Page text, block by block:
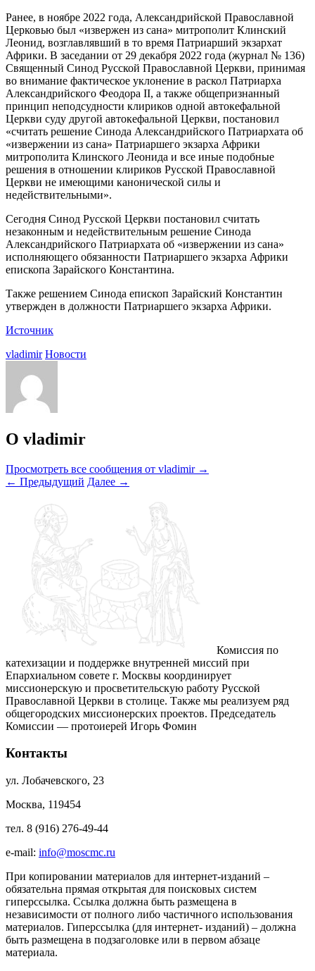
Ранее, в ноябре 2022 года, Александрийской Православной
Церковью был «извержен из сана» митрополит Клинский
Леонид, возглавлявший в то время Патриарший экзархат
Африки. В заседании от 29 декабря 2022 года (журнал № 136)
Священный Синод Русской Православной Церкви, принимая
во внимание фактическое уклонение в раскол Патриарха
Александрийского Феодора II, а также общепризнанный
принцип неподсудности клириков одной автокефальной
Церкви суду другой автокефальной Церкви, постановил
«считать решение Синода Александрийского Патриархата об
«извержении из сана» Патриаршего экзарха Африки
митрополита Клинского Леонида и все иные подобные
решения в отношении клириков Русской Православной
Церкви не имеющими канонической силы и
недействительными».
Сегодня Синод Русской Церкви постановил считать
незаконным и недействительным решение Синода
Александрийского Патриархата об «извержении из сана»
исполняющего обязанности Патриаршего экзарха Африки
епископа Зарайского Константина.
Также решением Синода епископ Зарайский Константин
утвержден в должности Патриаршего экзарха Африки.
Источник
vladimir Новости
О vladimir
Просмотреть все сообщения от vladimir →
← Предыдущий Далее →
Комиссия по
катехизации и поддержке внутренней миссий при
Епархиальном совете г. Москвы координирует
миссионерскую и просветительскую работу Русской
Православной Церкви в столице. Также мы реализуем ряд
общегородских миссионерских проектов. Председатель
Комиссии — протоиерей Игорь Фомин
Контакты
ул. Лобачевского, 23
Москва, 119454
тел. 8 (916) 276-49-44
e-mail: info@moscmc.ru
При копировании материалов для интернет-изданий –
обязательна прямая открытая для поисковых систем
гиперссылка. Ссылка должна быть размещена в
независимости от полного либо частичного использования
материалов. Гиперссылка (для интернет- изданий) – должна
быть размещена в подзаголовке или в первом абзаце
материала.